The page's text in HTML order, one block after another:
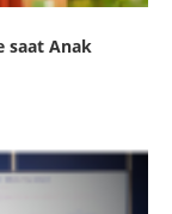
saat Anak